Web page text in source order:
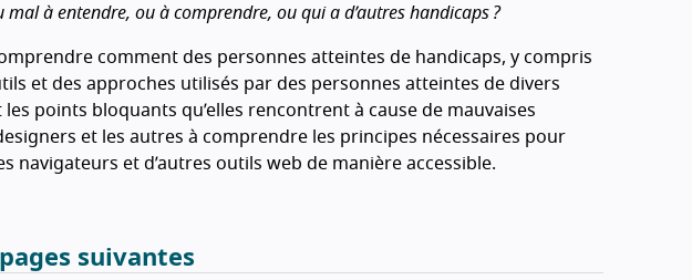
à entendre, ou à comprendre, ou qui a d’autres handicaps ?
comment des personnes atteintes de handicaps, y compris
et des approches utilisés par des personnes atteintes de divers
points bloquants qu’elles rencontrent à cause de mauvaises
et les autres à comprendre les principes nécessaires pour
navigateurs et d’autres outils web de manière accessible.
suivantes